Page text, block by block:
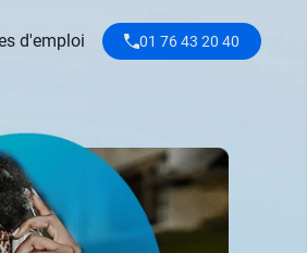
d'emploi 01 76 43 20 40